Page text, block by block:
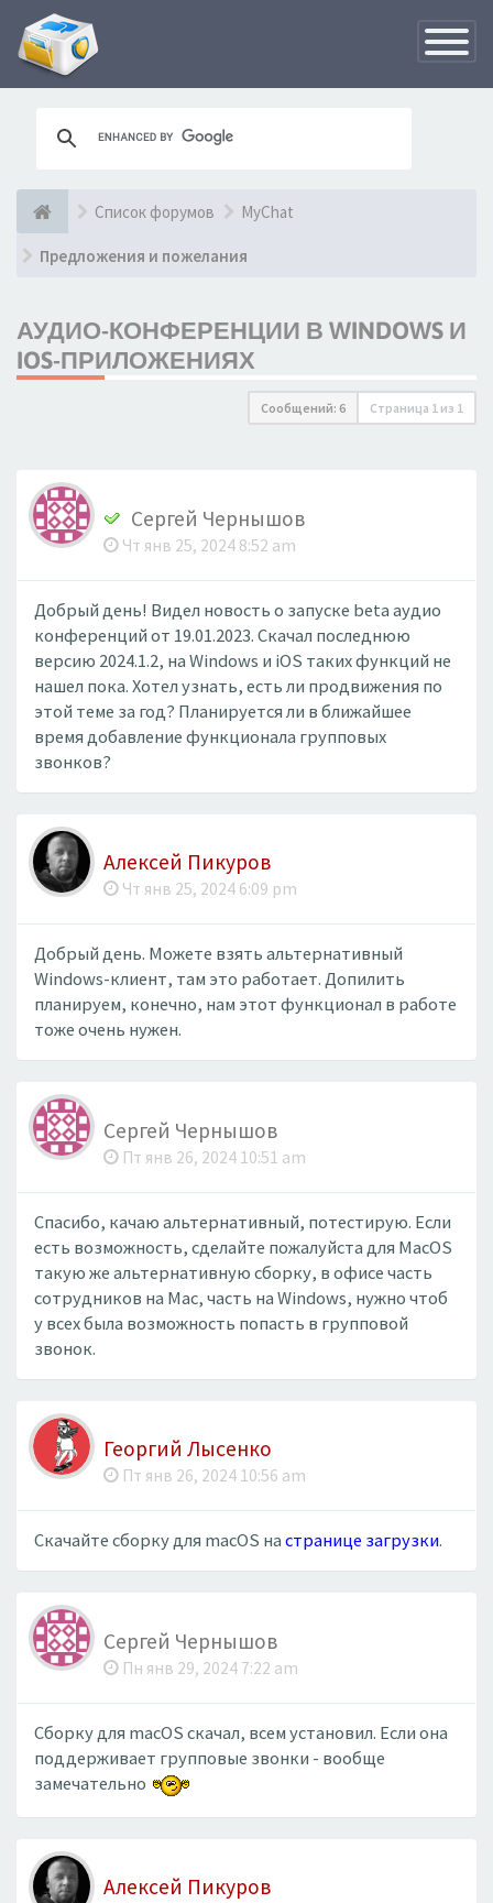
Список форумов MyChat
Предложения и пожелания
АУДИО-КОНФЕРЕНЦИИ В WINDOWS И
IOS-ПРИЛОЖЕНИЯХ
Сообщений: 6 Страница 1 из 1
Сергей Чернышов
Чт янв 25, 2024 8:52 am
Добрый день! Видел новость о запуске beta аудио
конференций от 19.01.2023. Скачал последнюю
версию 2024.1.2, на Windows и iOS таких функций не
нашел пока. Хотел узнать, есть ли продвижения по
этой теме за год? Планируется ли в ближайшее
время добавление функционала групповых
звонков?
Алексей Пикуров
Чт янв 25, 2024 6:09 pm
Добрый день. Можете взять альтернативный
Windows-клиент, там это работает. Допилить
планируем, конечно, нам этот функционал в работе
тоже очень нужен.
Сергей Чернышов
Пт янв 26, 2024 10:51 am
Спасибо, качаю альтернативный, потестирую. Если
есть возможность, сделайте пожалуйста для MacOS
такую же альтернативную сборку, в офисе часть
сотрудников на Mac, часть на Windows, нужно чтоб
у всех была возможность попасть в групповой
звонок.
Георгий Лысенко
Пт янв 26, 2024 10:56 am
Скачайте сборку для macOS настранице загрузки.
Сергей Чернышов
Пн янв 29, 2024 7:22 am
Cборку для macOS скачал, всем установил. Если она
поддерживает групповые звонки - вообще
замечательно
Алексей Пикуров